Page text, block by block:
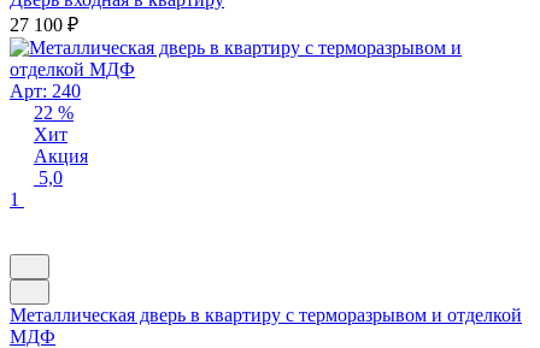
27 100 ₽
Арт: 240
22 %
Хит
Акция
5,0
1
Металлическая дверь в квартиру с терморазрывом и отделкой
МДФ